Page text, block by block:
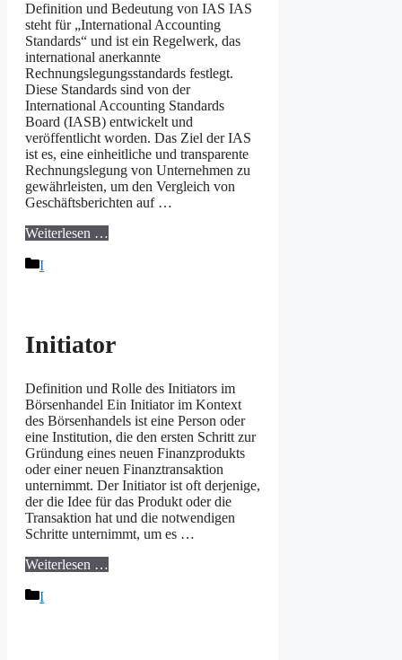
Definition und Bedeutung von IAS IAS
steht für „International Accounting
Standards“ und ist ein Regelwerk, das
international anerkannte
Rechnungslegungsstandards festlegt.
Diese Standards sind von der
International Accounting Standards
Board (IASB) entwickelt und
veröffentlicht worden. Das Ziel der IAS
ist es, eine einheitliche und transparente
Rechnungslegung von Unternehmen zu
gewährleisten, um den Vergleich von
Geschäftsberichten auf …
Weiterlesen …
Kategorien
I
Initiator
Definition und Rolle des Initiators im
Börsenhandel Ein Initiator im Kontext
des Börsenhandels ist eine Person oder
eine Institution, die den ersten Schritt zur
Gründung eines neuen Finanzprodukts
oder einer neuen Finanztransaktion
unternimmt. Der Initiator ist oft derjenige,
der die Idee für das Produkt oder die
Transaktion hat und die notwendigen
Schritte unternimmt, um es …
Weiterlesen …
Kategorien
I